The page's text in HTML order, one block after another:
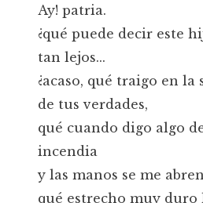
Ay! patria.
¿qué puede decir este
tan lejos...
¿acaso, qué traigo en la
de tus verdades,
qué cuando digo algo
incendia
y las manos se me
qué estrecho muy duro